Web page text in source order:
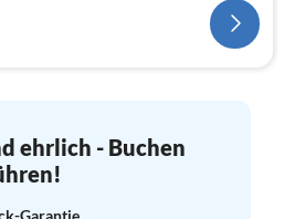
ehrlich - Buchen
Garantie